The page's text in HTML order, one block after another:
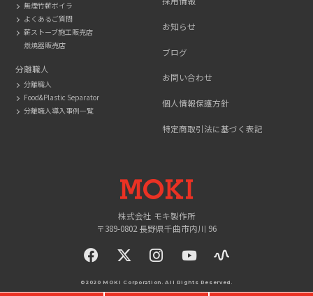
無煙竹薪ボイラ
よくあるご質問
薪ストーブ施工販売店
燃焼器販売店
分離職人
分離職人
Food&Plastic Separator
分離職人導入事例一覧
お知らせ
ブログ
お問い合わせ
個人情報保護方針
特定商取引法に基づく表記
MOKI
株式会社 モキ製作所
〒389-0802 長野県千曲市内川 96
©2020 MOKI Corporation. All Rights Reserved.